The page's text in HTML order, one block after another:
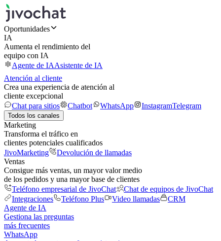
Oportunidades
IA
Aumenta el rendimiento del
equipo con IA
Agente de IAAsistente de IA
Atención al cliente
Crea una experiencia de atención al
cliente excepcional
Chat para sitios
Chatbot WhatsApp InstagramTelegram
Todos los canales
Marketing
Transforma el tráfico en
clientes potenciales cualificados
JivoMarketing
Devolución de llamadas
Ventas
Consigue más ventas, un mayor valor medio
de los pedidos y una mayor base de clientes
Teléfono empresarial de JivoChat
Chat de equipos de JivoChat
Integraciones
Teléfono Plus Video llamadas
CRM
Agente de IA
Gestiona las preguntas
más frecuentes
WhatsApp